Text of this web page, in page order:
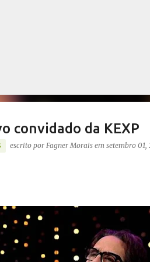
convidado da KEXP
escrito por Fagner Morais em setembro 01,